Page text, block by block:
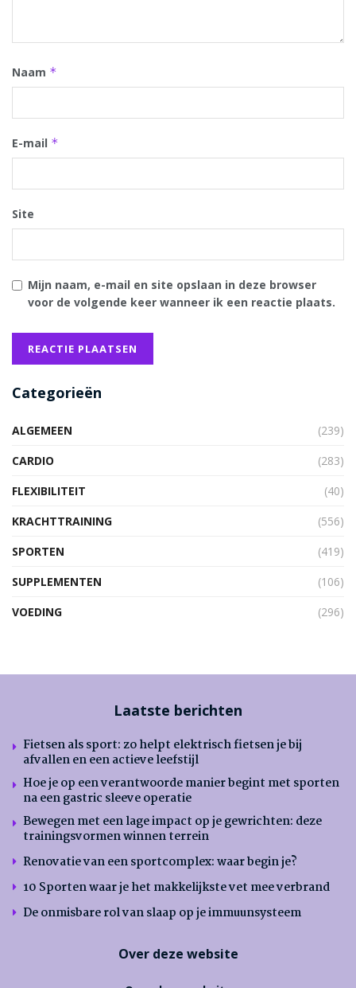
Naam *
E-mail *
Site
Mijn naam, e-mail en site opslaan in deze browser
voor de volgende keer wanneer ik een reactie plaats.
Categorieën
ALGEMEEN
(239)
CARDIO
(283)
FLEXIBILITEIT
(40)
KRACHTTRAINING
(556)
SPORTEN
(419)
SUPPLEMENTEN
(106)
VOEDING
(296)
Laatste berichten
Fietsen als sport: zo helpt elektrisch fietsen je bij
afvallen en een actieve leefstijl
Hoe je op een verantwoorde manier begint met sporten
na een gastric sleeve operatie
Bewegen met een lage impact op je gewrichten: deze
trainingsvormen winnen terrein
Renovatie van een sportcomplex: waar begin je?
10 Sporten waar je het makkelijkste vet mee verbrand
De onmisbare rol van slaap op je immuunsysteem
Over deze website